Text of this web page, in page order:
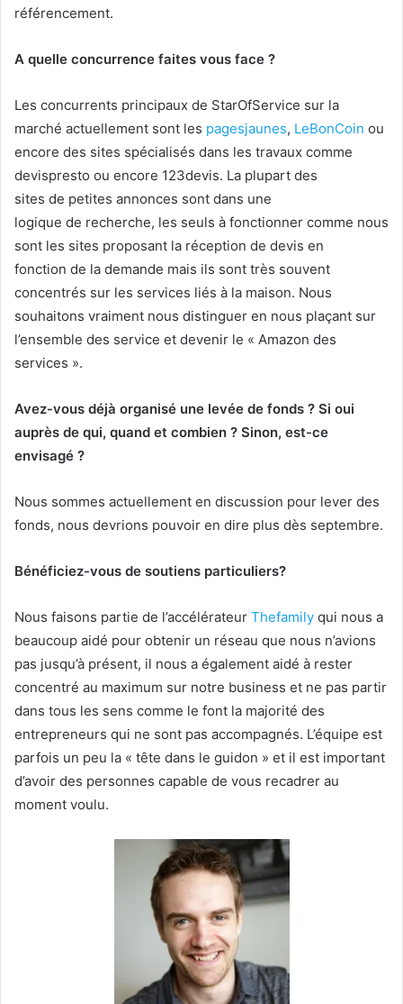
référencement.
A quelle concurrence faites vous face ?
Les concurrents principaux de StarOfService sur la
marché actuellement sont les pagesjaunes, LeBonCoin ou
encore des sites spécialisés dans les travaux comme
devispresto ou encore 123devis. La plupart des
sites de petites annonces sont dans une
logique de recherche, les seuls à fonctionner comme nous
sont les sites proposant la réception de devis en
fonction de la demande mais ils sont très souvent
concentrés sur les services liés à la maison. Nous
souhaitons vraiment nous distinguer en nous plaçant sur
l’ensemble des service et devenir le « Amazon des
services ».
Avez-vous déjà organisé une levée de fonds ? Si oui
auprès de qui, quand et combien ? Sinon, est-ce
envisagé ?
Nous sommes actuellement en discussion pour lever des
fonds, nous devrions pouvoir en dire plus dès septembre.
Bénéficiez-vous de soutiens particuliers?
Nous faisons partie de l’accélérateur Thefamily qui nous a
beaucoup aidé pour obtenir un réseau que nous n’avions
pas jusqu’à présent, il nous a également aidé à rester
concentré au maximum sur notre business et ne pas partir
dans tous les sens comme le font la majorité des
entrepreneurs qui ne sont pas accompagnés. L’équipe est
parfois un peu la « tête dans le guidon » et il est important
d’avoir des personnes capable de vous recadrer au
moment voulu.